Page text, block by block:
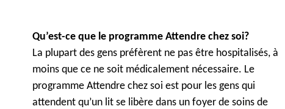
Qu’est-ce que le programme Attendre chez soi?
La plupart des gens préfèrent ne pas être hospitalisés, à
moins que ce ne soit médicalement nécessaire. Le
programme Attendre chez soi est pour les gens qui
attendent qu’un lit se libère dans un foyer de soins de